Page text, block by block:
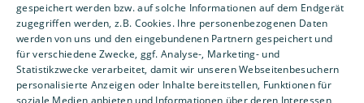
Unternehmen
Kontakt
gespeichert werden bzw. auf solche Informationen auf dem Endgerät
zugegriffen werden, z.B. Cookies. Ihre personenbezogenen Daten
werden von uns und den eingebundenen Partnern gespeichert und
für verschiedene Zwecke, ggf. Analyse-, Marketing- und
Statistikzwecke verarbeitet, damit wir unseren Webseitenbesuchern
personalisierte Anzeigen oder Inhalte bereitstellen, Funktionen für
soziale Medien anbieten und Informationen über deren Interessen